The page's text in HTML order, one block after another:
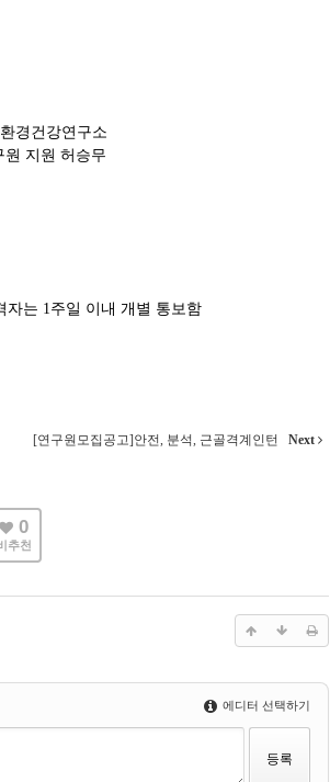
경건강연구소
지원 허승무
자는 1주일 이내 개별 통보함
[연구원모집공고]안전, 분석, 근골격계인턴 Next
0
추천
에디터 선택하기